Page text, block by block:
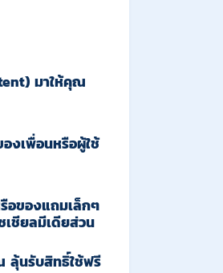
มาให้คุณ
องเพื่อนหรือผู้ใช้
อของแถมเล็กๆ
เชียลมีเดียส่วน
ลุ้นรับสิทธิ์ใช้ฟรี